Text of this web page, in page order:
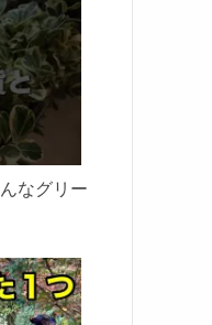
なグリー